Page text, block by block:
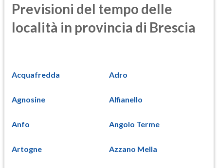
Previsioni del tempo delle
località in provincia di Brescia
Acquafredda Adro
Agnosine Alfianello
Anfo Angolo Terme
Artogne Azzano Mella